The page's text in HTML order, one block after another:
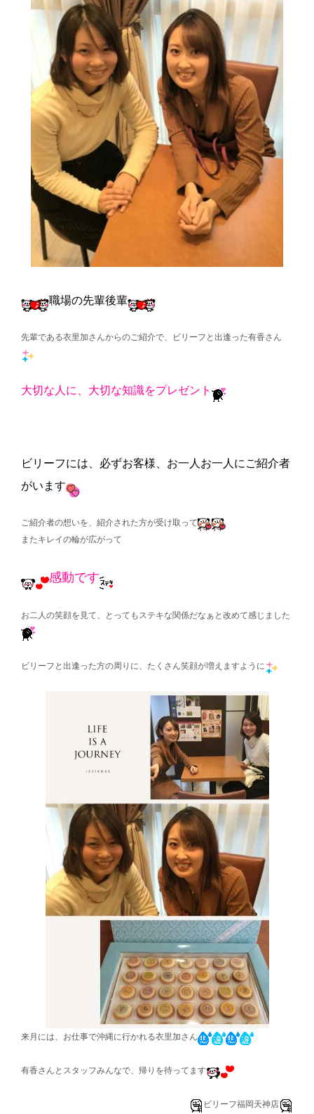
職場の先輩後輩
先輩である衣里加さんからのご紹介で、ビリーフと出逢った有香さん
大切な人に、大切な知識をプレゼント
ビリーフには、必ずお客様、お一人お一人にご紹介者
がいます
ご紹介者の想いを、紹介された方が受け取って
またキレイの輪が広がって
感動です
お二人の笑顔を見て、とってもステキな関係だなぁと改めて感じました
ビリーフと出逢った方の周りに、たくさん笑顔が増えますように
来月には、お仕事で沖縄に行かれる衣里加さん
有香さんとスタッフみんなで、帰りを待ってます
ビリーフ福岡天神店